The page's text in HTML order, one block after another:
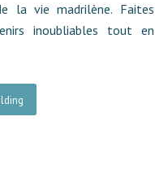
la vie madrilène. Faites
inoubliables tout en